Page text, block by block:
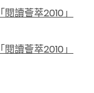
讀薈萃2010」
讀薈萃2010」